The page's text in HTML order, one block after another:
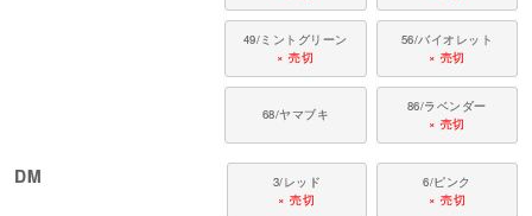
49/ミントグリーン
× 売切
56/バイオレット
× 売切
68/ヤマブキ
86/ラベンダー
× 売切
DM
3/レッド
× 売切
6/ピンク
× 売切